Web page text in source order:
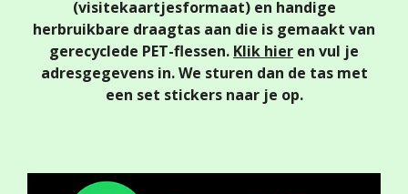
(visitekaartjesformaat) en handige
herbruikbare draagtas aan die is gemaakt van
gerecyclede PET-flessen. Klik hier en vul je
adresgegevens in. We sturen dan de tas met
een set stickers naar je op.